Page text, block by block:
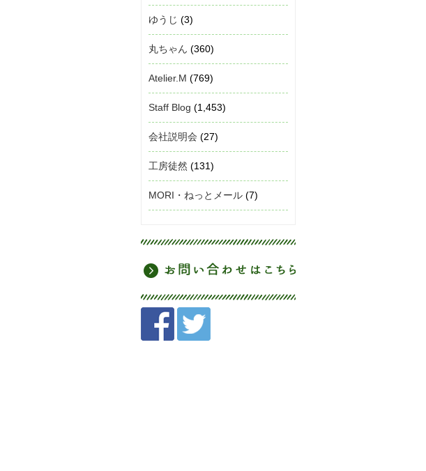
ゆうじ (3)
丸ちゃん (360)
Atelier.M (769)
Staff Blog (1,453)
会社説明会 (27)
工房徒然 (131)
MORI・ねっとメール (7)